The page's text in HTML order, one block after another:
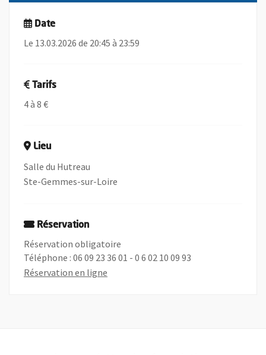
Date
Le 13.03.2026 de 20:45 à 23:59
Tarifs
4 à 8 €
Lieu
Salle du Hutreau
Ste-Gemmes-sur-Loire
Réservation
Réservation obligatoire
Téléphone : 06 09 23 36 01 - 0 6 02 10 09 93
Réservation en ligne